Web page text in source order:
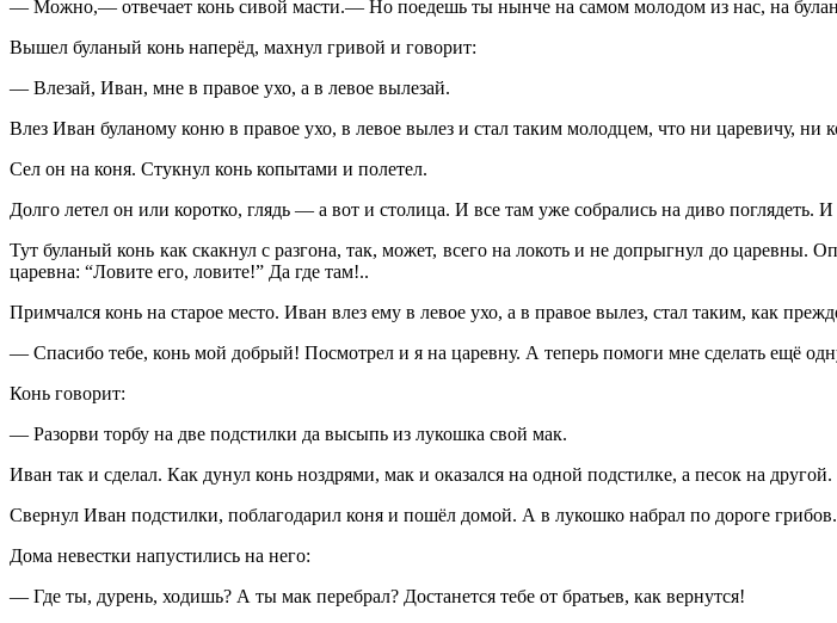
— Можно,— отвечает конь сивой масти.— Но поедешь ты нынче на самом молодом из нас, на
Вышел буланый конь наперёд, махнул гривой и говорит:
— Влезай, Иван, мне в правое ухо, а в левое вылезай.
Влез Иван буланому коню в правое ухо, в левое вылез и стал таким молодцем, что ни царевичу, ни
Сел он на коня. Стукнул конь копытами и полетел.
Долго летел он или коротко, глядь — а вот и столица. И все там уже собрались на диво поглядеть.
Тут буланый конь как скакнул с разгона, так, может, всего на локоть и не допрыгнул до
царевна: “Ловите его, ловите!” Да где там!..
Примчался конь на старое место. Иван влез ему в левое ухо, а в правое вылез, стал таким, как
— Спасибо тебе, конь мой добрый! Посмотрел и я на царевну. А теперь помоги мне сделать ещё
Конь говорит:
— Разорви торбу на две подстилки да высыпь из лукошка свой мак.
Иван так и сделал. Как дунул конь ноздрями, мак и оказался на одной подстилке, а песок на другой.
Свернул Иван подстилки, поблагодарил коня и пошёл домой. А в лукошко набрал по дороге грибов.
Дома невестки напустились на него:
— Где ты, дурень, ходишь? А ты мак перебрал? Достанется тебе от братьев, как вернутся!